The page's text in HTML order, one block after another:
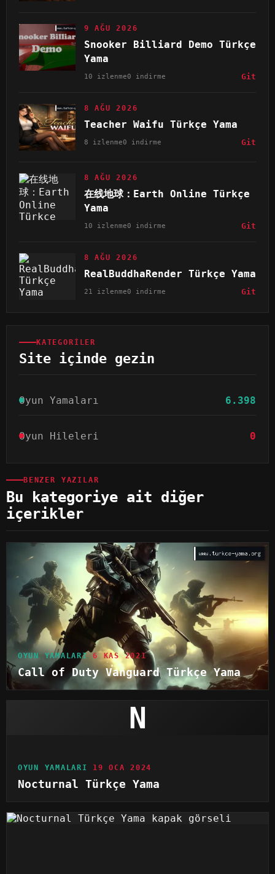
9 AĞU 2026
Snooker Billiard Demo Türkçe
Yama
10 izlenme0 indirme Git
8 AĞU 2026
Teacher Waifu Türkçe Yama
8 izlenme0 indirme Git
8 AĞU 2026
在线地球：Earth Online Türkçe
Yama
10 izlenme0 indirme Git
8 AĞU 2026
RealBuddhaRender Türkçe Yama
21 izlenme0 indirme Git
KATEGORILER
Site içinde gezin
Oyun Yamaları 6.398
Oyun Hileleri 0
BENZER YAZILAR
Bu kategoriye ait diğer
içerikler
OYUN YAMALARI 6 KAS 2021
Call of Duty Vanguard Türkçe Yama
N
OYUN YAMALARI 19 OCA 2024
Nocturnal Türkçe Yama